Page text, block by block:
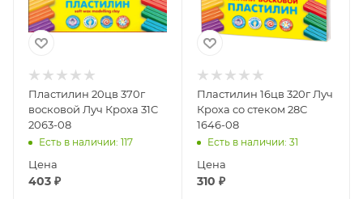
Пластилин 20цв 370г
восковой Луч Кроха 31C
2063-08
Есть в наличии: 117
Цена
403 ₽
Пластилин 16цв 320г Луч
Кроха со стеком 28С
1646-08
Есть в наличии: 31
Цена
310 ₽